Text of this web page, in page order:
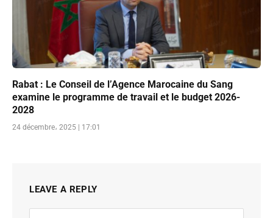
Rabat : Le Conseil de l’Agence Marocaine du Sang
examine le programme de travail et le budget 2026-
2028
24 décembre، 2025 | 17:01
LEAVE A REPLY